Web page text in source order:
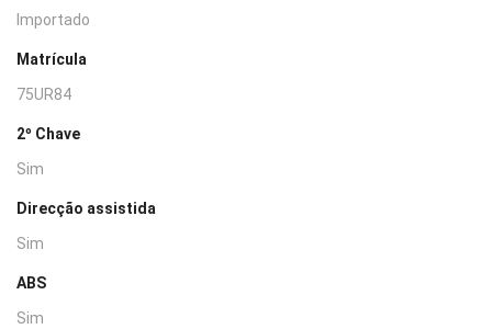
Importado
Matrícula
75UR84
2º Chave
Sim
Direcção assistida
Sim
ABS
Sim